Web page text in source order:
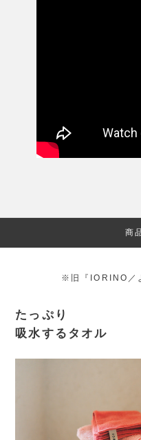
商
※旧『IORINO／
たっぷり
吸水するタオル